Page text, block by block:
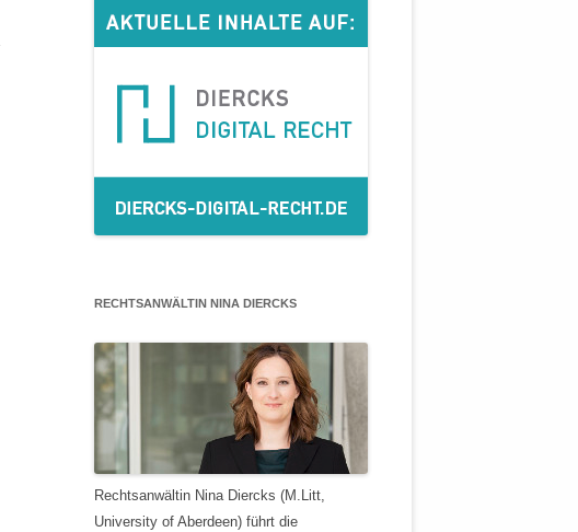
RECHTSANWÄLTIN NINA DIERCKS
Rechtsanwältin Nina Diercks (M.Litt,
University of Aberdeen) führt die